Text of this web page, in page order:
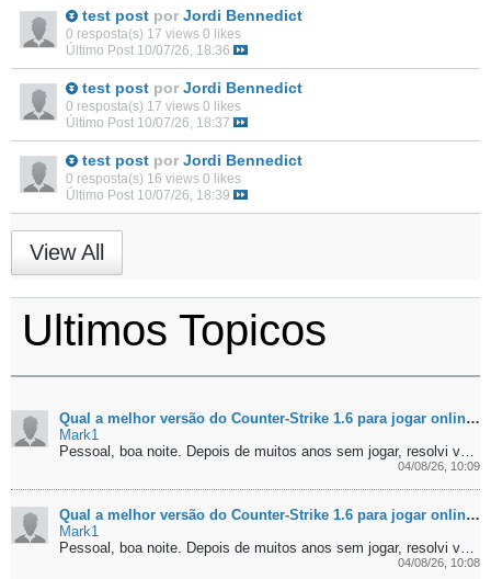
test post por Jordi Bennedict
0 resposta(s) 17 views 0 likes
Último Post 10/07/26, 18:36
test post por Jordi Bennedict
0 resposta(s) 17 views 0 likes
Último Post 10/07/26, 18:37
test post por Jordi Bennedict
0 resposta(s) 16 views 0 likes
Último Post 10/07/26, 18:39
View All
Ultimos Topicos
Qual a melhor versão do Counter-Strike 1.6 para jogar online hoje?
Mark1
Pessoal, boa noite. Depois de muitos anos sem jogar, resolvi voltar ao mundo do Counter Strike 1.6, mas estou completamente perdido com tantas versões...
04/08/26, 10:09
Qual a melhor versão do Counter-Strike 1.6 para jogar online hoje?
Mark1
Pessoal, boa noite. Depois de muitos anos sem jogar, resolvi voltar ao mundo do Counter Strike 1.6, mas estou completamente perdido com tantas versões...
04/08/26, 10:08